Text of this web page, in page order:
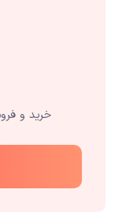
خرید و